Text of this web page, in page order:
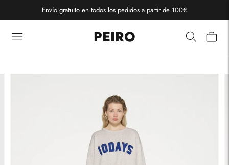
Envío gratuito en todos los pedidos a partir de 100€
PEIRO